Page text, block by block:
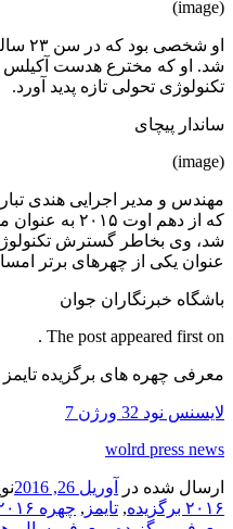
(image)
او
شد. او که مخترع هدست آکیلس
تکنولوژی تحولی تازه پدید آورد.
ساندار پیچای
(image)
مهندس و مدیر اجرایی هندی
که از دهم اوت
شد، وی بخاطر گسترش
عنوان یکی از چهرهای برتر
باشگاه خبرنگاران جوان
The post appeared first on .
معرفی چهره های برگزیده تایمز در
لایسنس نود 32 ورژن 7
wolrd press news
ارسال شده در آوریل 26, 2016
۲۰۱۶ برگزیده
, تایمز , چهره ۲۰۱۶